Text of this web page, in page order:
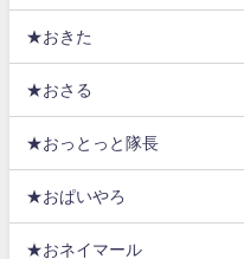
★おきた
★おさる
★おっとっと隊長
★おぱいやろ
★おネイマール